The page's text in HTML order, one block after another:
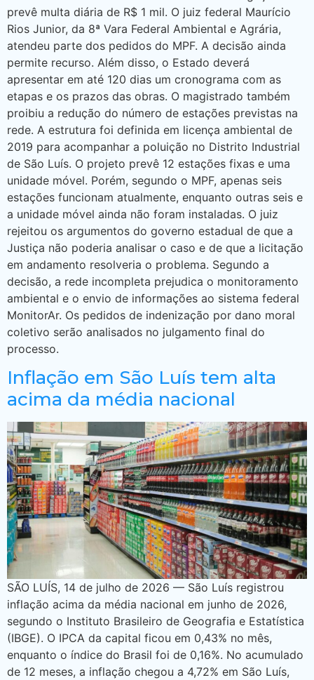
prevê multa diária de R$ 1 mil. O juiz federal Maurício
Rios Junior, da 8ª Vara Federal Ambiental e Agrária,
atendeu parte dos pedidos do MPF. A decisão ainda
permite recurso. Além disso, o Estado deverá
apresentar em até 120 dias um cronograma com as
etapas e os prazos das obras. O magistrado também
proibiu a redução do número de estações previstas na
rede. A estrutura foi definida em licença ambiental de
2019 para acompanhar a poluição no Distrito Industrial
de São Luís. O projeto prevê 12 estações fixas e uma
unidade móvel. Porém, segundo o MPF, apenas seis
estações funcionam atualmente, enquanto outras seis e
a unidade móvel ainda não foram instaladas. O juiz
rejeitou os argumentos do governo estadual de que a
Justiça não poderia analisar o caso e de que a licitação
em andamento resolveria o problema. Segundo a
decisão, a rede incompleta prejudica o monitoramento
ambiental e o envio de informações ao sistema federal
MonitorAr. Os pedidos de indenização por dano moral
coletivo serão analisados no julgamento final do
processo.
Inflação em São Luís tem alta
acima da média nacional
SÃO LUÍS, 14 de julho de 2026 — São Luís registrou
inflação acima da média nacional em junho de 2026,
segundo o Instituto Brasileiro de Geografia e Estatística
(IBGE). O IPCA da capital ficou em 0,43% no mês,
enquanto o índice do Brasil foi de 0,16%. No acumulado
de 12 meses, a inflação chegou a 4,72% em São Luís,